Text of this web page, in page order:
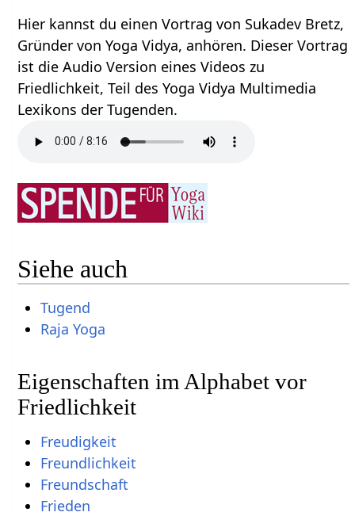
Hier kannst du einen Vortrag von Sukadev Bretz,
Gründer von Yoga Vidya, anhören. Dieser Vortrag
ist die Audio Version eines Videos zu
Friedlichkeit, Teil des Yoga Vidya Multimedia
Lexikons der Tugenden.
Siehe auch
Tugend
Raja Yoga
Eigenschaften im Alphabet vor
Friedlichkeit
Freudigkeit
Freundlichkeit
Freundschaft
Frieden